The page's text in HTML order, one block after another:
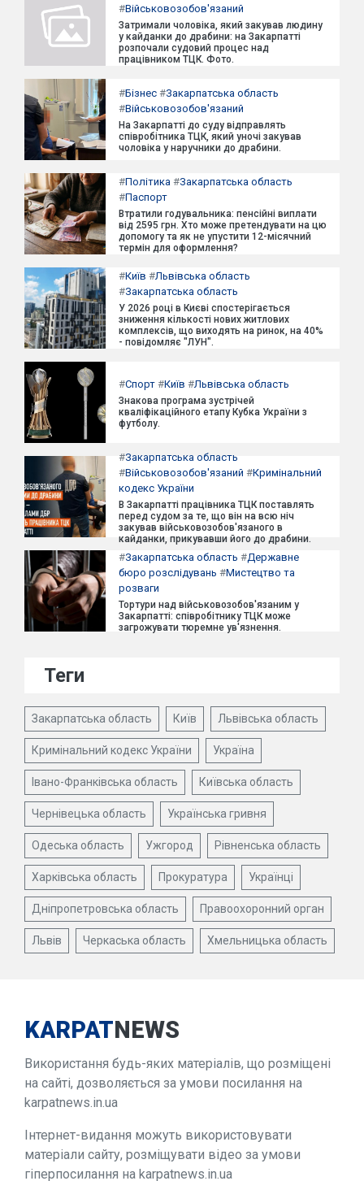
#Військовозобов'язаний
Затримали чоловіка, який закував людину
у кайданки до драбини: на Закарпатті
розпочали судовий процес над
працівником ТЦК. Фото.
#Бізнес #Закарпатська область
#Військовозобов'язаний
На Закарпатті до суду відправлять
співробітника ТЦК, який уночі закував
чоловіка у наручники до драбини.
#Політика #Закарпатська область
#Паспорт
Втратили годувальника: пенсійні виплати
від 2595 грн. Хто може претендувати на цю
допомогу та як не упустити 12-місячний
термін для оформлення?
#Київ #Львівська область
#Закарпатська область
У 2026 році в Києві спостерігається
зниження кількості нових житлових
комплексів, що виходять на ринок, на 40%
- повідомляє "ЛУН".
#Спорт #Київ #Львівська область
Знакова програма зустрічей
кваліфікаційного етапу Кубка України з
футболу.
#Закарпатська область
#Військовозобов'язаний #Кримінальний
кодекс України
В Закарпатті працівника ТЦК поставлять
перед судом за те, що він на всю ніч
закував військовозобов'язаного в
кайданки, прикувавши його до драбини.
#Закарпатська область #Державне
бюро розслідувань #Мистецтво та
розваги
Тортури над військовозобов'язаним у
Закарпатті: співробітнику ТЦК може
загрожувати тюремне ув'язнення.
Теги
Закарпатська область Київ Львівська область
Кримінальний кодекс України Україна
Івано-Франківська область Київська область
Чернівецька область Українська гривня
Одеська область Ужгород Рівненська область
Харківська область Прокуратура Українці
Дніпропетровська область Правоохоронний орган
Львів Черкаська область Хмельницька область
KARPATNEWS
Використання будь-яких матеріалів, що розміщені
на сайті, дозволяється за умови посилання на
karpatnews.in.ua
Інтернет-видання можуть використовувати
матеріали сайту, розміщувати відео за умови
гіперпосилання на karpatnews.in.ua